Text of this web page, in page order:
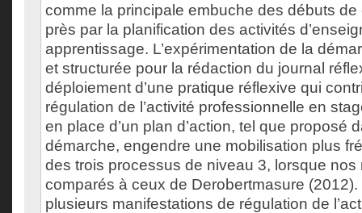
comme la principale embuche des débuts de
près par la planification des activités
apprentissage. L’expérimentation de la
et structurée pour la rédaction du journal
déploiement d’une pratique réflexive qui
régulation de l’activité professionnelle en
en place d’un plan d’action, tel que proposé
démarche, engendre une mobilisation plus
des trois processus de niveau 3, lorsque nos
comparés à ceux de Derobertmasure
plusieurs manifestations de régulation de